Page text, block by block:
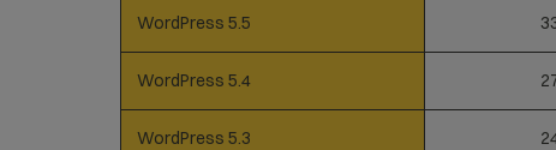
WordPress 5.5
WordPress 5.4
WordPress 5.3